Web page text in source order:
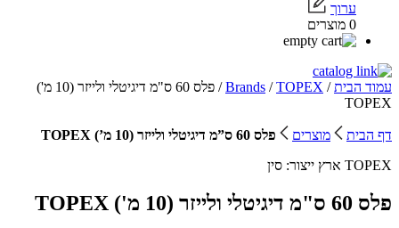
ערוך
0 מוצרים
עמוד הבית/
Brands /TOPEX
/ פלס 60 ס"מ דיגיטלי ולייזר (10 מ')
TOPEX
דף הבית מוצרים
פלס 60 ס”מ דיגיטלי ולייזר (10 מ’) TOPEX
TOPEX ארץ ייצור: סין
פלס 60 ס"מ דיגיטלי ולייזר (10 מ') TOPEX